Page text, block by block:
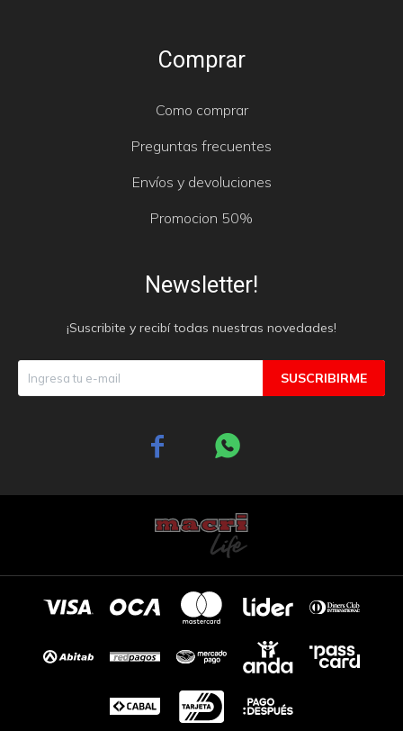
Comprar
Como comprar
Preguntas frecuentes
Envíos y devoluciones
Promocion 50%
Newsletter!
¡Suscribite y recibí todas nuestras novedades!
SUSCRIBIRME
 